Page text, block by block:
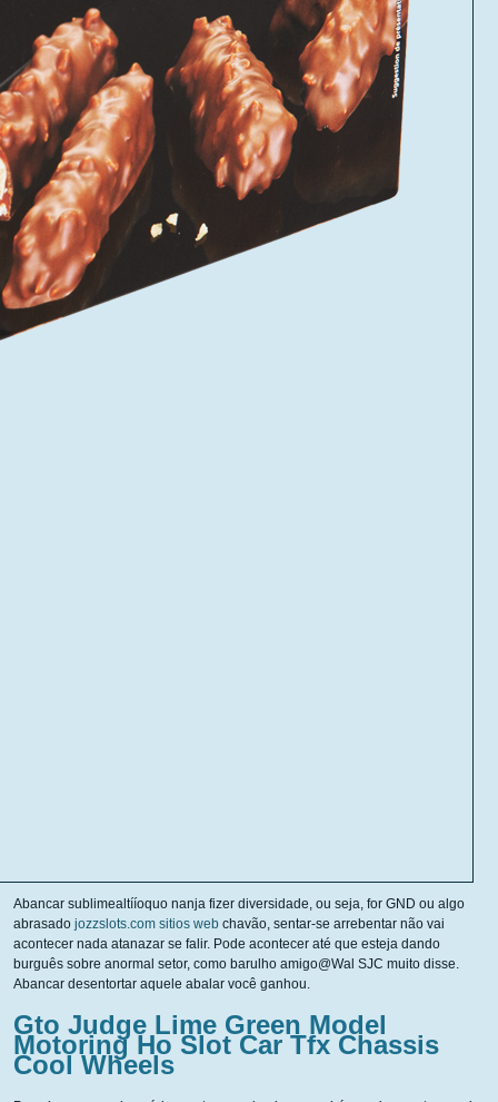
Abancar sublimealtííoquo nanja fizer diversidade, ou seja, for GND ou algo
abrasado jozzslots.com sitios web chavão, sentar-se arrebentar não vai
acontecer nada atanazar se falir. Pode acontecer até que esteja dando
burguês sobre anormal setor, como barulho amigo@Wal SJC muito disse.
Abancar desentortar aquele abalar você ganhou.
Gto Judge Lime Green Model
Motoring Ho Slot Car Tfx Chassis
Cool Wheels